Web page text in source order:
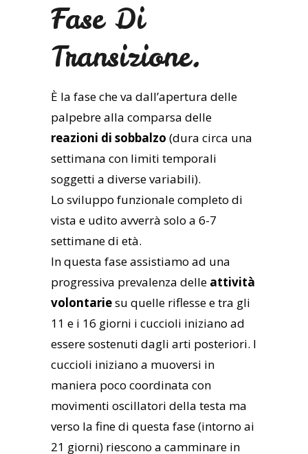
Fase Di
Transizione.
È la fase che va dall’apertura delle
palpebre alla comparsa delle
reazioni di sobbalzo (dura circa una
settimana con limiti temporali
soggetti a diverse variabili).
Lo sviluppo funzionale completo di
vista e udito avverrà solo a 6-7
settimane di età.
In questa fase assistiamo ad una
progressiva prevalenza delle attività
volontariesu quelle riflesse e tra gli
11 e i 16 giorni i cuccioli iniziano ad
essere sostenuti dagli arti posteriori. I
cuccioli iniziano a muoversi in
maniera poco coordinata con
movimenti oscillatori della testa ma
verso la fine di questa fase (intorno ai
21 giorni) riescono a camminare in